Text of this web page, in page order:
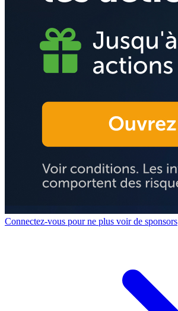
Connectez-vous pour ne plus voir de sponsors